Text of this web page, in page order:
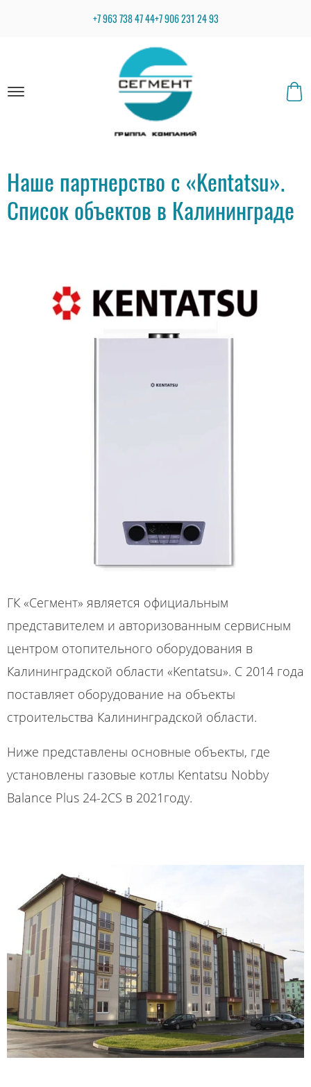
+7 963 738 47 44+7 906 231 24 93
Наше партнерство с «Kentatsu».
Cписок объектов в Калининграде
ГК «Сегмент» является официальным
представителем и авторизованным сервисным
центром отопительного оборудования в
Калининградской области «Kentatsu». С 2014 года
поставляет оборудование на объекты
строительства Калининградской области.
Ниже представлены основные объекты, где
установлены газовые котлы Kentatsu Nobby
Balance Plus 24-2CS в 2021году.